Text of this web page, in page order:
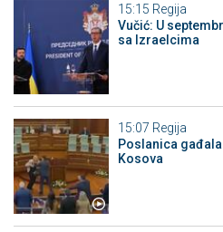
15:15 Regija
Vučić: U
sa Izraelcima
15:07 Regija
Poslanica
Kosova